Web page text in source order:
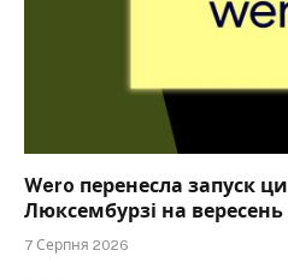
Wero перенесла запуск
Люксембурзі на вересень
7 Серпня 2026